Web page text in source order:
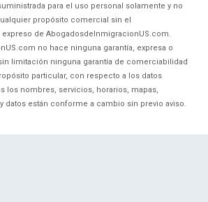
para el uso personal solamente y no
propósito comercial sin el
de AbogadosdeInmigracionUS.com.
no hace ninguna garantía, expresa o
limitación ninguna garantía de comerciabilidad
particular, con respecto a los datos
los nombres, servicios, horarios, mapas,
datos están conforme a cambio sin previo aviso.